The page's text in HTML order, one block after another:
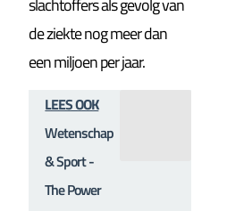
slachtoffers als gevolg van
de ziekte nog meer dan
een miljoen per jaar.
LEES OOK
Wetenschap
& Sport -
The Power